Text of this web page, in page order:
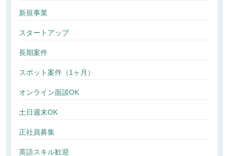
新規事業
スタートアップ
長期案件
スポット案件（1ヶ月）
オンライン面談OK
土日週末OK
正社員募集
英語スキル歓迎